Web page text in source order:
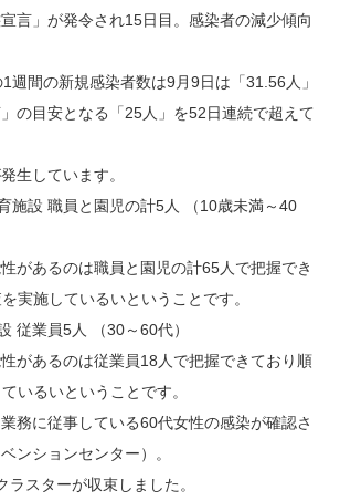
言」が発令され15日目。感染者の減少傾向
週間の新規感染者数は9月9日は「31.56人」
の目安となる「25人」を52日連続で超えて
生しています。
施設 職員と園児の計5人 （10歳未満～40
があるのは職員と園児の計65人で把握でき
実施しているいということです。
従業員5人 （30～60代）
があるのは従業員18人で把握できており順
いるいということです。
務に従事している60代女性の感染が確認さ
ンションセンター）。
スターが収束しました。